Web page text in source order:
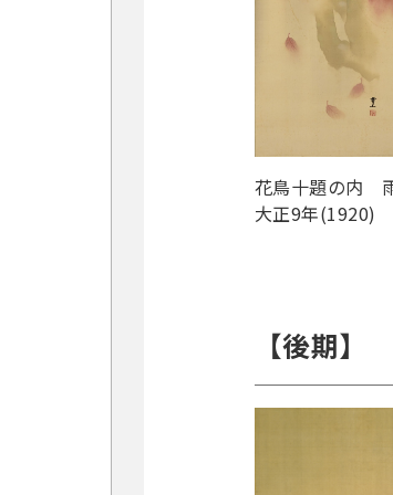
花鳥十題の内
大正9年(1920)
【後期